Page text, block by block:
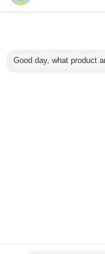
Good day, what product